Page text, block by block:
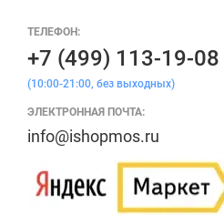
ТЕЛЕФОН:
+7 (499) 113-19-08
(10:00-21:00, без выходных)
ЭЛЕКТРОННАЯ ПОЧТА:
info@ishopmos.ru